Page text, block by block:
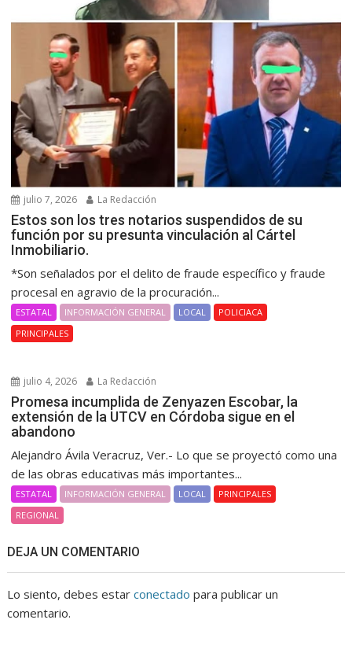
julio 7, 2026 La Redacción
Estos son los tres notarios suspendidos de su
función por su presunta vinculación al Cártel
Inmobiliario.
*Son señalados por el delito de fraude específico y fraude
procesal en agravio de la procuración...
ESTATAL INFORMACIÓN GENERAL LOCAL
POLICIACA
PRINCIPALES
julio 4, 2026 La Redacción
Promesa incumplida de Zenyazen Escobar, la
extensión de la UTCV en Córdoba sigue en el
abandono
Alejandro Ávila Veracruz, Ver.- Lo que se proyectó como una
de las obras educativas más importantes...
ESTATAL INFORMACIÓN GENERAL LOCAL
PRINCIPALES
REGIONAL
DEJA UN COMENTARIO
Lo siento, debes estarconectado para publicar un
comentario.